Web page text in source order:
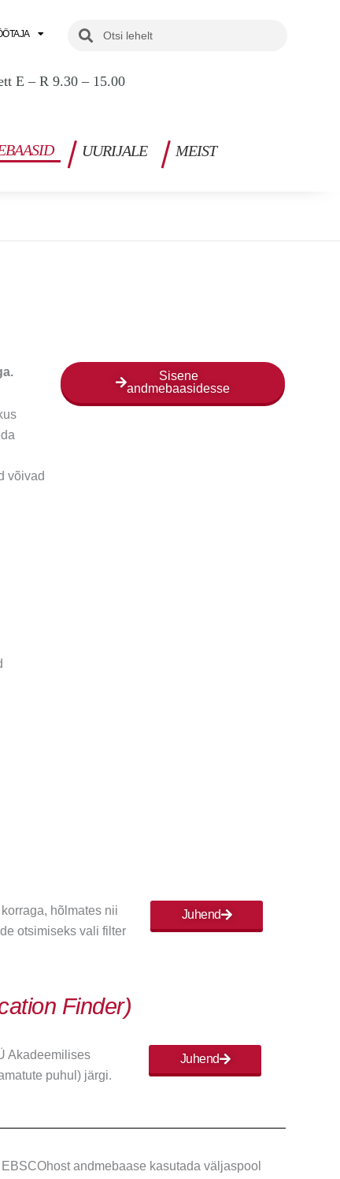
SearchSearch
E – R 9.30 – 15.00
UURIJALE MEIST
võivad
Sisene
andmebaasidesse
hõlmates nii
otsimiseks vali filter
Juhend
Finder)
Akadeemilises
puhul) järgi.
Juhend
andmebaase kasutada väljaspool